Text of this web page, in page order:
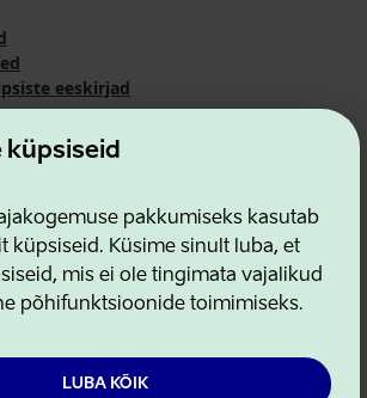
küpsiseid
pakkumiseks kasutab
küpsiseid. Küsime sinult luba, et
mis ei ole tingimata vajalikud
põhifunktsioonide toimimiseks.
LUBA KÕIK
eeskirjad